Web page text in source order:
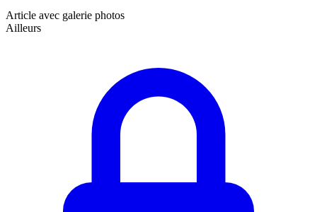
Article avec galerie photos
Ailleurs